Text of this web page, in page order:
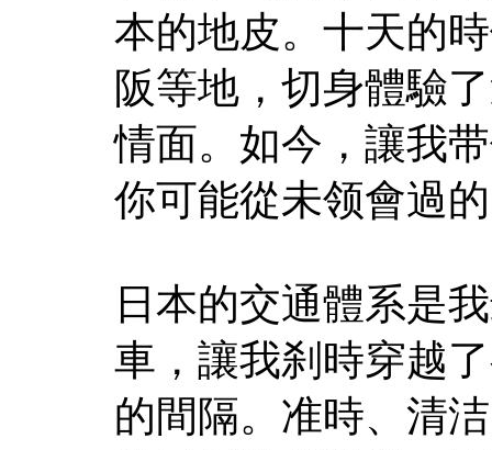
本的地皮。十天的
阪等地，切身體驗
情面。如今，讓我
你可能從未领會過
日本的交通體系是
車，讓我刹時穿越
的間隔。准時、清